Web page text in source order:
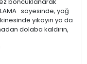
sayesinde, yağ
yıkayın ya da
dolaba kaldırın,